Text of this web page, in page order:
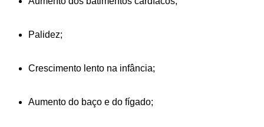
Palidez;
Crescimento lento na infância;
Aumento do baço e do fígado;